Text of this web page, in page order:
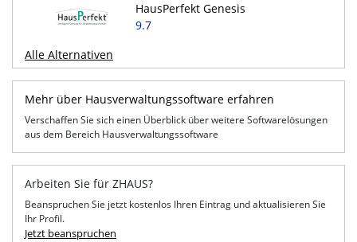
HausPerfekt Genesis
9.7
Alle Alternativen
Mehr über Hausverwaltungssoftware erfahren
Verschaffen Sie sich einen Überblick über weitere Softwarelösungen
aus dem Bereich Hausverwaltungssoftware
Arbeiten Sie für ZHAUS?
Beanspruchen Sie jetzt kostenlos Ihren Eintrag und aktualisieren Sie
Ihr Profil.
Jetzt beanspruchen